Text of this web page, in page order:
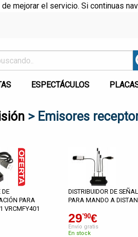
mejorar el servicio. Si continuas
ESPECTÁCULOS
> Emisores
DE
PARA
VRCMFY401
DISTRIBUIDOR DE
PARA MANDO A
29'90€
Envío gratis
En stock